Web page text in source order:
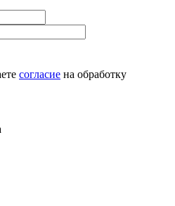
согласие на обработку